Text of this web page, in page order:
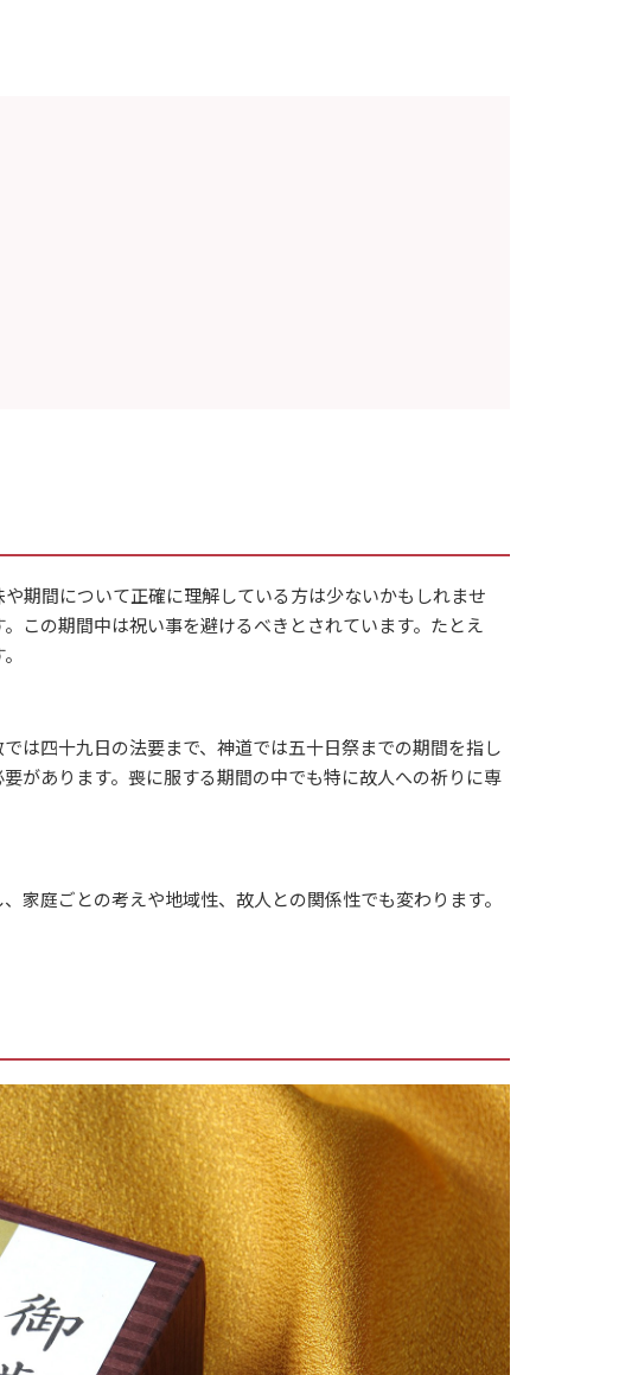
期間について正確に理解している方は少ないかもしれませ
この期間中は祝い事を避けるべきとされています。たとえ
は四十九日の法要まで、神道では五十日祭までの期間を指し
があります。喪に服する期間の中でも特に故人への祈りに専
家庭ごとの考えや地域性、故人との関係性でも変わります。